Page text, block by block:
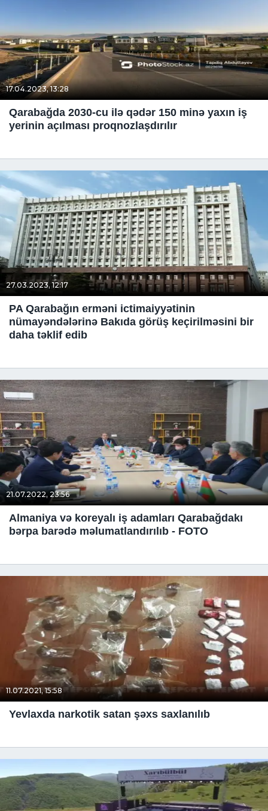
17.04.2023, 13:28
Qarabağda 2030-cu ilə qədər 150 minə yaxın iş
yerinin açılması proqnozlaşdırılır
27.03.2023, 12:17
PA Qarabağın erməni ictimaiyyətinin
nümayəndələrinə Bakıda görüş keçirilməsini bir
daha təklif edib
21.07.2022, 23:56
Almaniya və koreyalı iş adamları Qarabağdakı
bərpa barədə məlumatlandırılıb - FOTO
11.07.2021, 15:58
Yevlaxda narkotik satan şəxs saxlanılıb